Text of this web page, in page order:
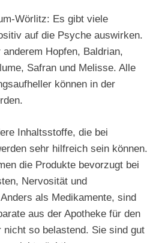
Wörlitz: Es gibt viele
auf die Psyche auswirken.
Hopfen, Baldrian,
Safran und Melisse. Alle
können in der
Inhaltsstoffe, die bei
sehr hilfreich sein können.
die Produkte bevorzugt bei
Nervosität und
als Medikamente, sind
aus der Apotheke für den
nicht so belastend. Sie sind gut